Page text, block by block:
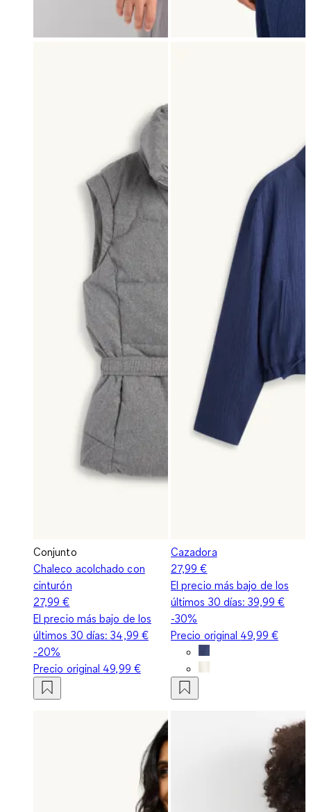
Conjunto
Chaleco acolchado con
cinturón
27,99 €
El precio más bajo de los
últimos 30 días:34,99 €
-20%
Precio original 49,99 €
Cazadora
27,99 €
El precio más bajo de los
últimos 30 días:39,99 €
-30%
Precio original 49,99 €